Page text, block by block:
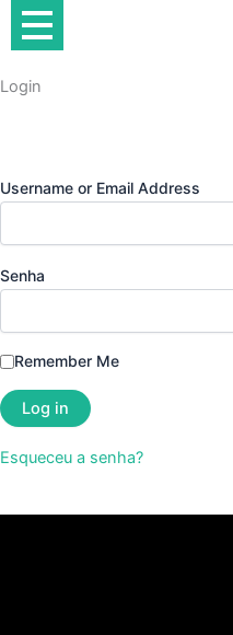
para
conteúdo
Login
Username or Email Address
Senha
Remember Me
Esqueceu a senha?